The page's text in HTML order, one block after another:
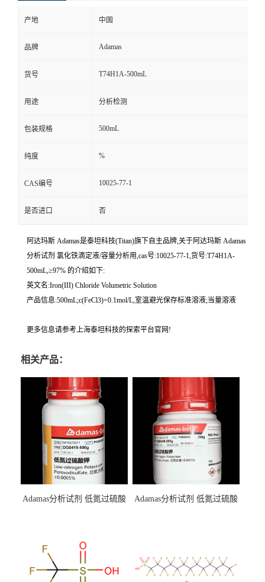
产地 中国
品牌 Adamas
货号 T74H1A-500mL
用途 分析检测
包装规格 500mL
纯度 %
CAS编号 10025-77-1
是否进口 否
阿达玛斯 Adamas是泰坦科技(Titan)旗下自主品牌,关于阿达玛斯 Adamas
分析试剂 氯化铁滴定液/容量分析用,cas号:10025-77-1,货号:T74H1A-
500mL,≥97% 的介绍如下:
英文名:Iron(III) Chloride Volumetric Solution
产品信息:500mL;c(FeCl3)=0.1mol/L,室温避光保存标准溶液;当量溶液
更多信息请参考上海泰坦科技的探索平台官网!
相关产品：
Adamas分析试剂 低氮过硫酸
（泰坦现货供应）
Adamas分析试剂 低氮过硫酸